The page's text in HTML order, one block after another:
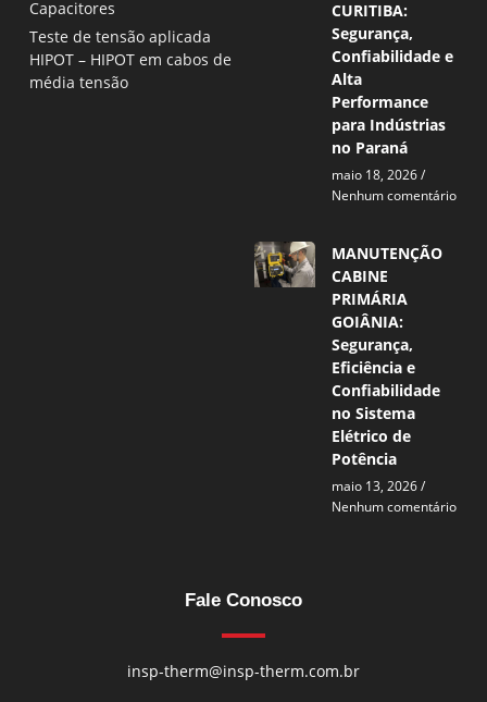
Capacitores
Teste de tensão aplicada
HIPOT – HIPOT em cabos de
média tensão
CURITIBA:
Segurança,
Confiabilidade e
Alta
Performance
para Indústrias
no Paraná
maio 18, 2026
Nenhum comentário
MANUTENÇÃO
CABINE
PRIMÁRIA
GOIÂNIA:
Segurança,
Eficiência e
Confiabilidade
no Sistema
Elétrico de
Potência
maio 13, 2026
Nenhum comentário
Fale Conosco
insp-therm@insp-therm.com.br